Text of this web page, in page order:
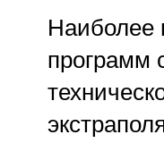
Наиболее
программ